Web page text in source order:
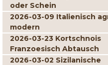
oder Schein
2026-03-09 Italienisch
modern
2026-03-23 Kortschnois
Franzoesisch Abtausch
2026-03-02 Sizilanische